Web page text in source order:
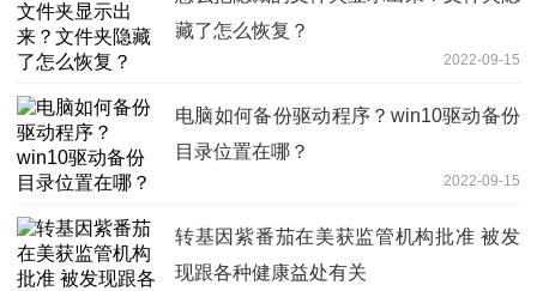
藏了怎么恢复？
2022-09-15
电脑如何备份驱动程序？win10驱动备份
目录位置在哪？
2022-09-15
转基因紫番茄在美获监管机构批准 被发
现跟各种健康益处有关